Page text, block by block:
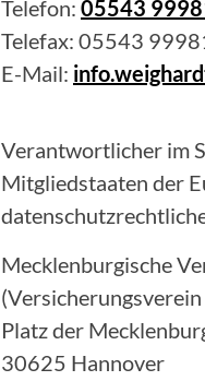
Telefon: 05543
Telefax: 05543
E-Mail:
Verantwortlicher im
Mitgliedstaaten der
Mecklenburgische
Platz der
30625 Hannover